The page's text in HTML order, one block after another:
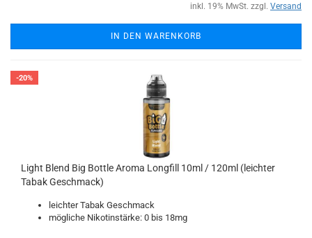
inkl. 19% MwSt. zzgl. Versand
IN DEN WARENKORB
-20%
Light Blend Big Bottle Aroma Longfill 10ml / 120ml (leichter
Tabak Geschmack)
leichter Tabak Geschmack
mögliche Nikotinstärke: 0 bis 18mg